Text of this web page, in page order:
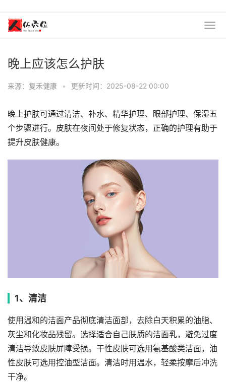
晚上应该怎么护肤
来源：复禾健康 • 更新时间：2025-08-22 00:00
晚上护肤可通过清洁、补水、精华护理、眼部护理、保湿五
个步骤进行。皮肤在夜间处于修复状态，正确的护理有助于
提升皮肤健康。
1、清洁
使用温和的洁面产品彻底清洁面部，去除白天积累的油脂、
灰尘和化妆品残留。选择适合自己肤质的洁面乳，避免过度
清洁导致皮肤屏障受损。干性皮肤可选用氨基酸类洁面，油
性皮肤可选用控油型洁面。清洁时用温水，轻柔按摩后冲洗
干净。